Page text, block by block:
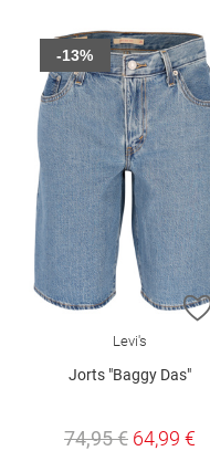
Levi's
Jorts "Baggy Das"
74,95 € 64,99 €
-13%